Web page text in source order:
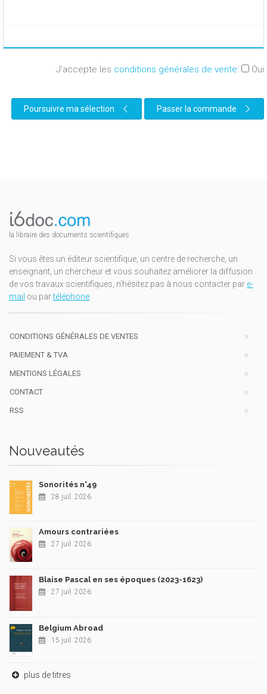
J'accepte les conditions générales de vente: Oui
Poursuivre ma sélection Passer la commande
la libraire des documents scientifiques
Si vous êtes un éditeur scientifique, un centre de recherche, un
enseignant, un chercheur et vous souhaitez améliorer la diffusion
de vos travaux scientifiques, n'hésitez pas à nous contacter par e-
mail ou partéléphone.
CONDITIONS GÉNÉRALES DE VENTES
PAIEMENT & TVA
MENTIONS LÉGALES
CONTACT
RSS
Nouveautés
Sonorités n°49
28 juil. 2026
Amours contrariées
27 juil. 2026
Blaise Pascal en ses époques (2023-1623)
27 juil. 2026
Belgium Abroad
15 juil. 2026
plus de titres